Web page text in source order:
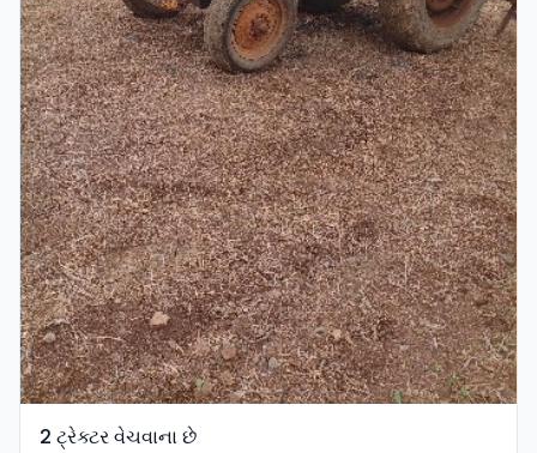
2 ટ્રેક્ટર વેચવાના છે